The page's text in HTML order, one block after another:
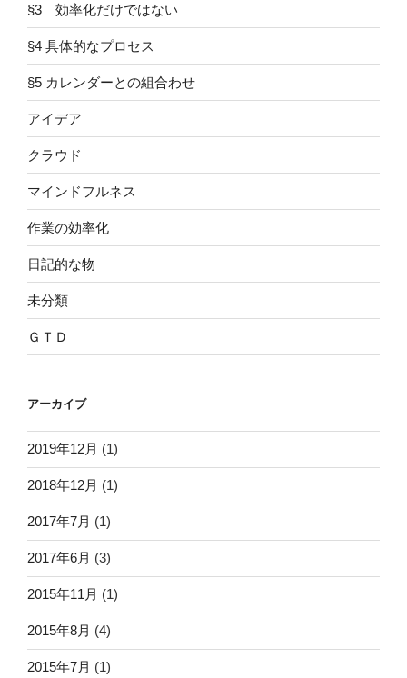
§3 効率化だけではない
§4 具体的なプロセス
§5 カレンダーとの組合わせ
アイデア
クラウド
マインドフルネス
作業の効率化
日記的な物
未分類
ＧＴＤ
アーカイブ
2019年12月 (1)
2018年12月 (1)
2017年7月 (1)
2017年6月 (3)
2015年11月 (1)
2015年8月 (4)
2015年7月 (1)